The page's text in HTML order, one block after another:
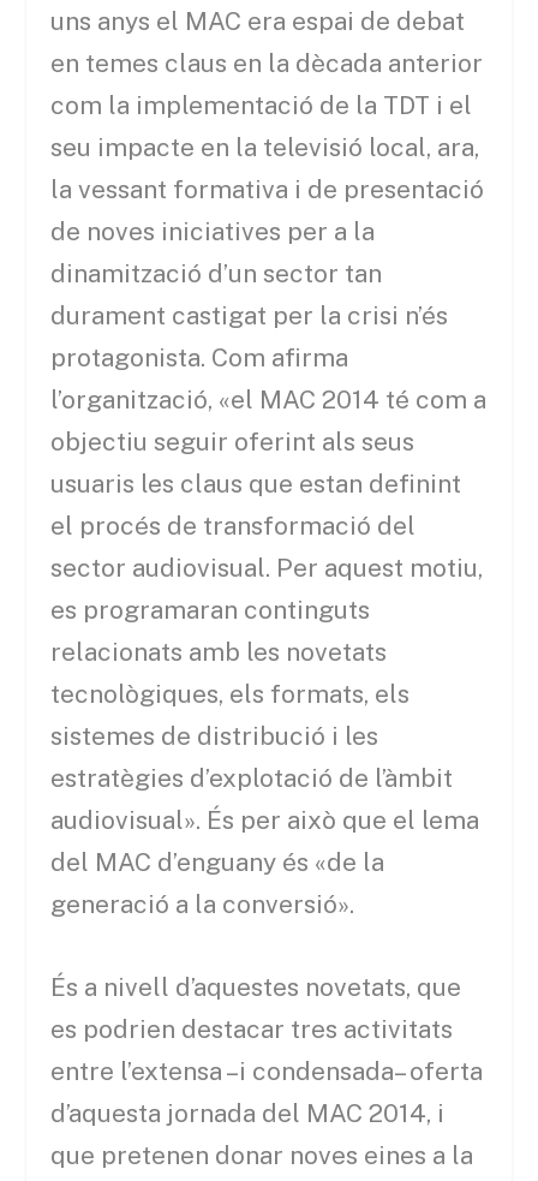
uns anys el MAC era espai de debat
en temes claus en la dècada anterior
com la implementació de la TDT i el
seu impacte en la televisió local, ara,
la vessant formativa i de presentació
de noves iniciatives per a la
dinamització d’un sector tan
durament castigat per la crisi n’és
protagonista. Com afirma
l’organització, «el MAC 2014 té com a
objectiu seguir oferint als seus
usuaris les claus que estan definint
el procés de transformació del
sector audiovisual. Per aquest motiu,
es programaran continguts
relacionats amb les novetats
tecnològiques, els formats, els
sistemes de distribució i les
estratègies d’explotació de l’àmbit
audiovisual». És per això que el lema
del MAC d’enguany és «de la
generació a la conversió».
És a nivell d’aquestes novetats, que
es podrien destacar tres activitats
entre l’extensa –i condensada– oferta
d’aquesta jornada del MAC 2014, i
que pretenen donar noves eines a la